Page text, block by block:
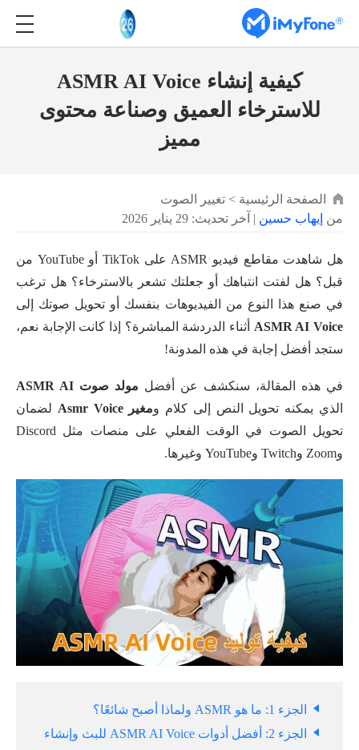
كيفية إنشاء ASMR AI Voice
للاسترخاء العميق وصناعة محتوى
مميز
الصفحة الرئيسية > تغيير الصوت
من إيهاب حسين | آخر تحديث: 29 يناير 2026
هل شاهدت مقاطع فيديو ASMR على TikTok أو YouTube من
قبل؟ هل لفتت انتباهك أو جعلتك تشعر بالاسترخاء؟ هل ترغب
في صنع هذا النوع من الفيديوهات بنفسك أو تحويل صوتك إلى
ASMR AI Voice أثناء الدردشة المباشرة؟ إذا كانت الإجابة نعم،
ستجد أفضل إجابة في هذه المدونة!
في هذه المقالة، سنكشف عن أفضل مولد صوت ASMR AI
الذي يمكنه تحويل النص إلى كلام ومغير Asmr Voice
لضمان
تحويل الصوت في الوقت الفعلي على منصات مثل Discord
وZoom وTwitch وYouTube وغيرها.
الجزء 1: ما هو ASMR ولماذا أصبح شائعًا؟
الجزء 2: أفضل أدوات ASMR AI Voice للبث وإنشاء